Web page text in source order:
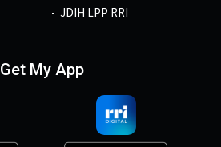
JDIH LPP RRI
Get My App